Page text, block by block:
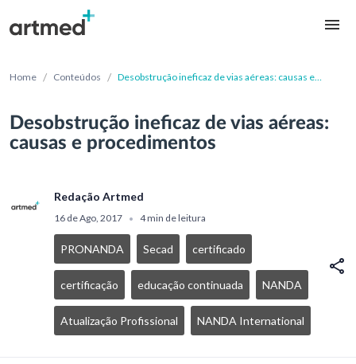
Home / Conteúdos / Desobstrução ineficaz de vias aéreas: causas e
Desobstrução ineficaz de vias aéreas:
causas e procedimentos
Redação Artmed
16 de Ago, 2017 • 4 min de leitura
PRONANDA Secad certificado
certificação educação continuada NANDA
Atualização Profissional NANDA International